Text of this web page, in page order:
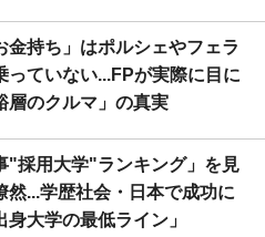
金持ち」はポルシェやフェラ
っていない...FPが実際に目に
層のクルマ」の真実
"採用大学"ランキング」を見
然...学歴社会・日本で成功に
身大学の最低ライン」